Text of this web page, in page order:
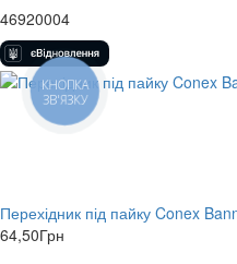
46920004
Перехідник під пайку Conex
64,50Грн
КНОПКА
ЗВ'ЯЗКУ